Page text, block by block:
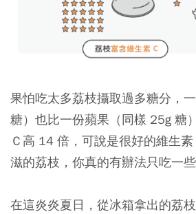
果怕吃太多荔枝攝取過多糖分，
糖）也比一份蘋果（同樣 25g 糖
Ｃ高 14 倍，可說是很好的維生
滋的荔枝，你真的有辦法只吃一
在這炎炎夏日，從冰箱拿出的荔